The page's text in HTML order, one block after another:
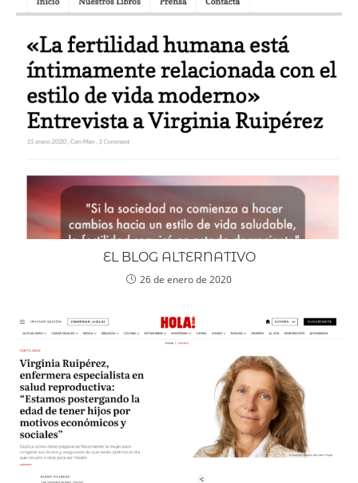
EL BLOG ALTERNATIVO
26 de enero de 2020